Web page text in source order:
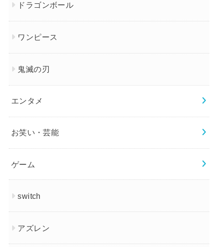
ドラゴンボール
ワンピース
鬼滅の刃
エンタメ
お笑い・芸能
ゲーム
switch
アズレン